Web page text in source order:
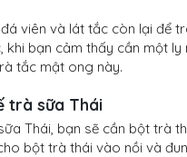
viên và lát tắc còn lại để
bạn cảm thấy cần một
tắc mật ong này.
trà sữa Thái
Thái, bạn sẽ cần bột trà
bột trà thái vào nồi và